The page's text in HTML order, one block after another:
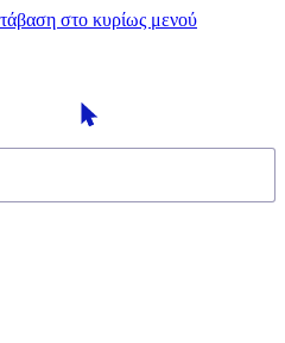
στο κυρίως μενού